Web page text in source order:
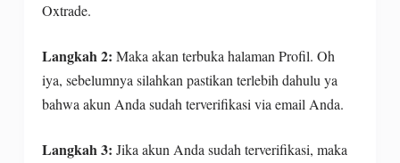
Oxtrade.
Langkah 2: Maka akan terbuka halaman Profil. Oh
iya, sebelumnya silahkan pastikan terlebih dahulu ya
bahwa akun Anda sudah terverifikasi via email Anda.
Langkah 3: Jika akun Anda sudah terverifikasi, maka